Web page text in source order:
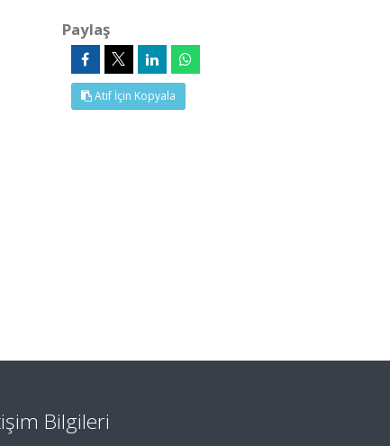
Paylaş
Atıf İçin Kopyala
Bilgileri